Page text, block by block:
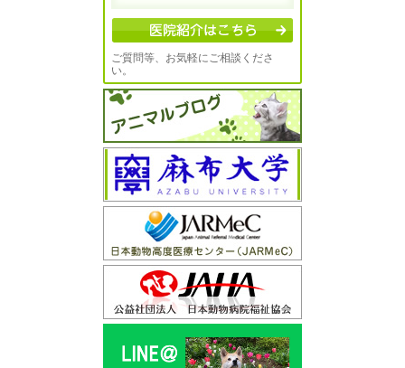
ご質問等、お気軽にご相談くださ
い。